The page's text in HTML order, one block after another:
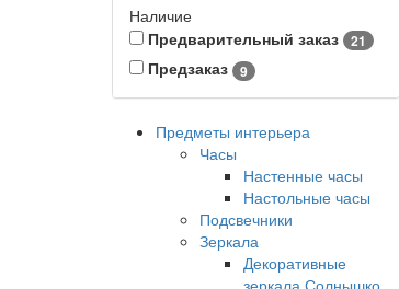
Наличие
Предварительный заказ
21
Предзаказ 9
Предметы интерьера
Часы
Настенные часы
Настольные часы
Подсвечники
Зеркала
Декоративные
зеркала Солнышко